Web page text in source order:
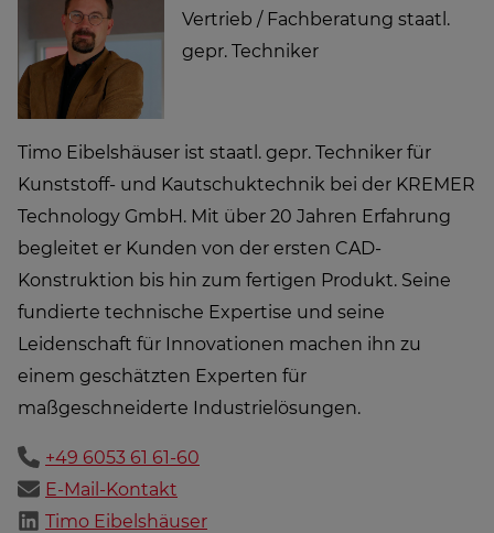
Vertrieb / Fachberatung staatl.
gepr. Techniker
Timo Eibelshäuser ist staatl. gepr. Techniker für
Kunststoff- und Kautschuktechnik bei der KREMER
Technology GmbH. Mit über 20 Jahren Erfahrung
begleitet er Kunden von der ersten CAD-
Konstruktion bis hin zum fertigen Produkt. Seine
fundierte technische Expertise und seine
Leidenschaft für Innovationen machen ihn zu
einem geschätzten Experten für
maßgeschneiderte Industrielösungen.
+49 6053 61 61-60
E-Mail-Kontakt
Timo Eibelshäuser